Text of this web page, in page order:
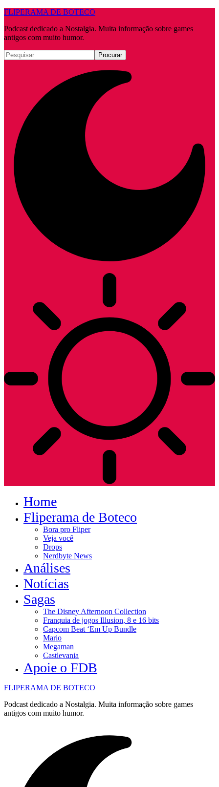
FLIPERAMA DE BOTECO
Podcast dedicado a Nostalgia. Muita informação sobre games
antigos com muito humor.
Home
Fliperama de Boteco
Bora pro Fliper
Veja você
Drops
Nerdbyte News
Análises
Notícias
Sagas
The Disney Afternoon Collection
Franquia de jogos Illusion, 8 e 16 bits
Capcom Beat ‘Em Up Bundle
Mario
Megaman
Castlevania
Apoie o FDB
FLIPERAMA DE BOTECO
Podcast dedicado a Nostalgia. Muita informação sobre games
antigos com muito humor.